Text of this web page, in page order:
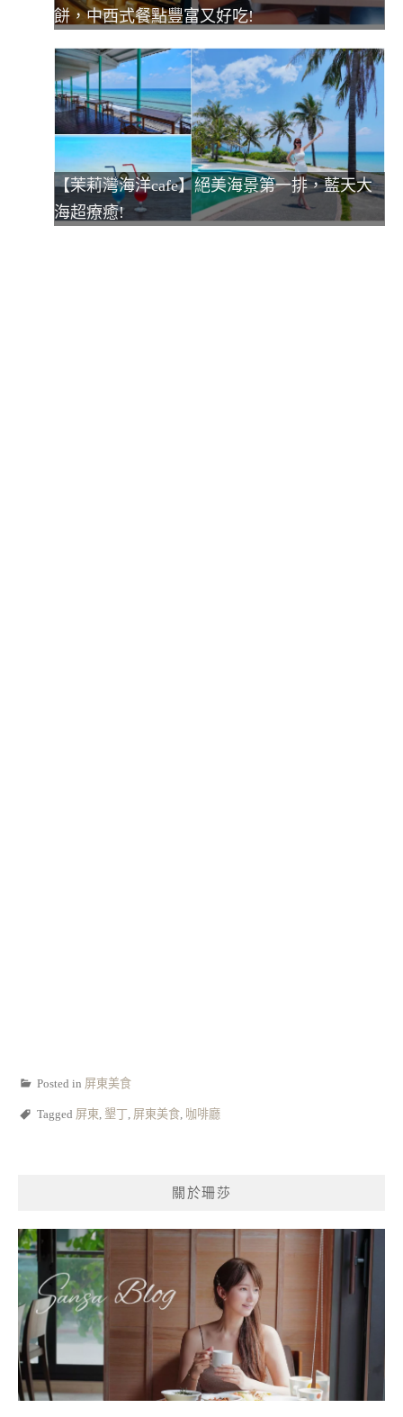
餅，中西式餐點豐富又好吃!
【茉莉灣海洋cafe】絕美海景第一排，藍天大
海超療癒!
Posted in 屏東美食
Tagged 屏東 墾丁 屏東美食 咖啡廳
關於珊莎